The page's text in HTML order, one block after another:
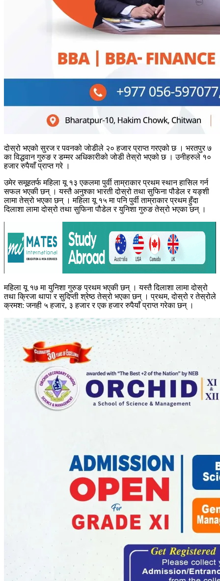
दोस्रो भएको सुरज र पवनको जोडीले २० हजार प्राप्त गरएको छ । भरतपुर ७
का विद्धवान गुरुङ र डम्मर अधिकारीको जोडी तेस्रो भएको छ । उनीहरुले १०
हजार रुपैयाँ प्राप्त गरे ।
उमेर समूहतर्फ महिला यू १३ एकलमा पुर्वी ताम्राकार प्रथम स्थान हासिल गर्न
सफल भएकी छन् । यस्तै अनुश्का भारती दोस्रो तथा सुफिना पौडेल र यङ्शी
लामा तेस्रो भएका छन् । महिला यू १५ मा पनि पुर्वी ताम्राकार प्रथम हुँदा
दिलाशा लामा दोस्रो तथा सुफिना पौडेल र युनिशा गुरुङ तेस्रो भएका छन् ।
महिला यू १७ मा युनिशा गुरुङ प्रथम भएकी छन् । यस्तै दिलाशा लामा दोस्रो
तथा क्रिजा थापा र सुदिप्ती श्रेष्ठ तेस्रो भएका छन् । प्रथम, दोस्रो र तेस्रोले
क्रमश: जनही ५ हजार, ३ हजार र एक हजार रुपैयाँ प्राप्त गरेका छन् ।